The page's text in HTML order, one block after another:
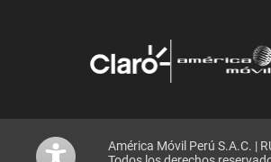
América Móvil Perú S.A.C. |